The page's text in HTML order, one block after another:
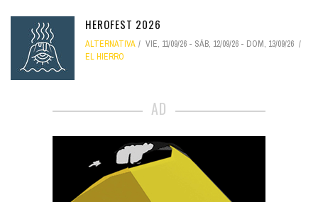
HEROFEST 2026
ALTERNATIVA VIE, 11/09/26 - SÁB, 12/09/26 - DOM, 13/09/26
EL HIERRO
AD